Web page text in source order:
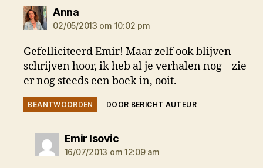
Annazegt:
02/05/2013 om 10:02 pm
Gefelliciteerd Emir! Maar zelf ook blijven
schrijven hoor, ik heb al je verhalen nog – zie
er nog steeds een boek in, ooit.
BEANTWOORDEN DOOR BERICHT AUTEUR
Emir Isoviczegt:
16/07/2013 om 12:09 am